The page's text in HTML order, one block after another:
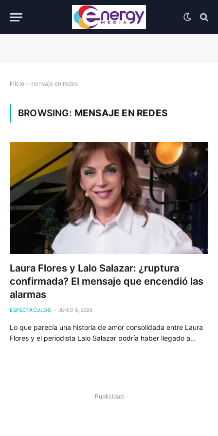
Inicio » mensaje en redes
BROWSING: MENSAJE EN REDES
Laura Flores y Lalo Salazar: ¿ruptura
confirmada? El mensaje que encendió las
alarmas
ESPECTÁCULOS JUNIO 9, 2025
Lo que parecía una historia de amor consolidada entre Laura
Flores y el periodista Lalo Salazar podría haber llegado a…
Publicidad